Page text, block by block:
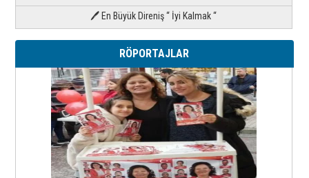
🖊 En Büyük Direniş “ İyi Kalmak “
RÖPORTAJLAR